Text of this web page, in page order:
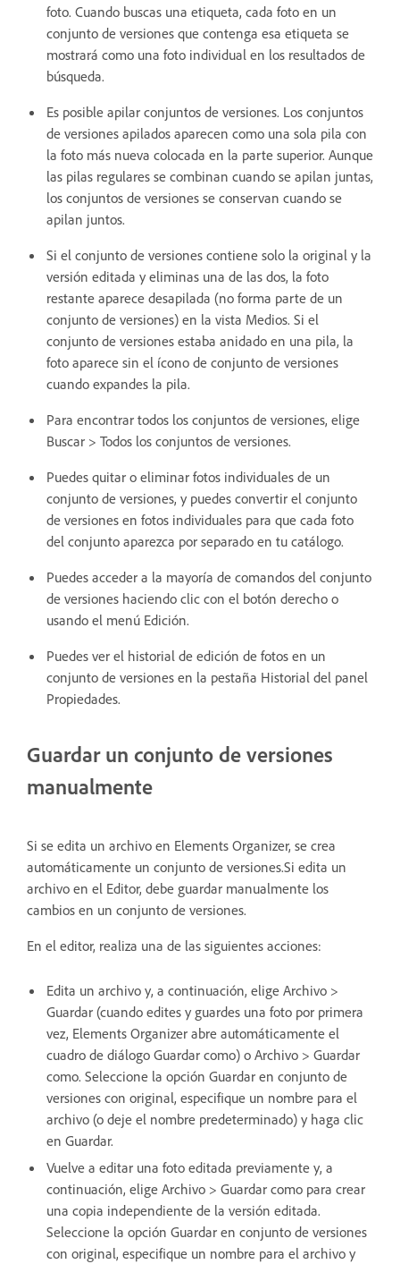
foto. Cuando buscas una etiqueta, cada foto en un
conjunto de versiones que contenga esa etiqueta se
mostrará como una foto individual en los resultados de
búsqueda.
Es posible apilar conjuntos de versiones. Los conjuntos
de versiones apilados aparecen como una sola pila con
la foto más nueva colocada en la parte superior. Aunque
las pilas regulares se combinan cuando se apilan juntas,
los conjuntos de versiones se conservan cuando se
apilan juntos.
Si el conjunto de versiones contiene solo la original y la
versión editada y eliminas una de las dos, la foto
restante aparece desapilada (no forma parte de un
conjunto de versiones) en la vista Medios. Si el
conjunto de versiones estaba anidado en una pila, la
foto aparece sin el ícono de conjunto de versiones
cuando expandes la pila.
Para encontrar todos los conjuntos de versiones, elige
Buscar > Todos los conjuntos de versiones.
Puedes quitar o eliminar fotos individuales de un
conjunto de versiones, y puedes convertir el conjunto
de versiones en fotos individuales para que cada foto
del conjunto aparezca por separado en tu catálogo.
Puedes acceder a la mayoría de comandos del conjunto
de versiones haciendo clic con el botón derecho o
usando el menú Edición.
Puedes ver el historial de edición de fotos en un
conjunto de versiones en la pestaña Historial del panel
Propiedades.
Guardar un conjunto de versiones
manualmente
Si se edita un archivo en Elements Organizer, se crea
automáticamente un conjunto de versiones.Si edita un
archivo en el Editor, debe guardar manualmente los
cambios en un conjunto de versiones.
En el editor, realiza una de las siguientes acciones:
Edita un archivo y, a continuación, elige Archivo >
Guardar (cuando edites y guardes una foto por primera
vez, Elements Organizer abre automáticamente el
cuadro de diálogo Guardar como) o Archivo > Guardar
como. Seleccione la opción Guardar en conjunto de
versiones con original, especifique un nombre para el
archivo (o deje el nombre predeterminado) y haga clic
en Guardar.
Vuelve a editar una foto editada previamente y, a
continuación, elige Archivo > Guardar como para crear
una copia independiente de la versión editada.
Seleccione la opción Guardar en conjunto de versiones
con original, especifique un nombre para el archivo y